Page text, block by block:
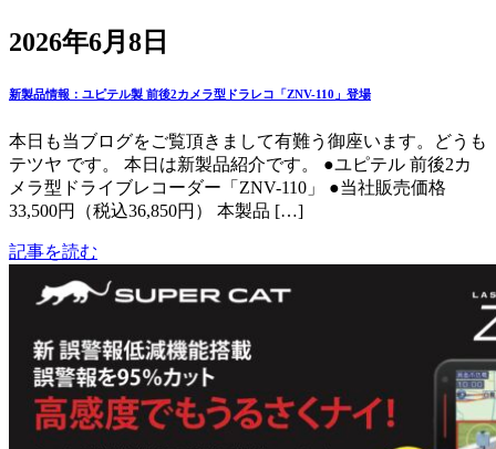
2026年6月8日
新製品情報：ユピテル製 前後2カメラ型ドラレコ「ZNV-110」登場
本日も当ブログをご覧頂きまして有難う御座います。どうも
テツヤ です。 本日は新製品紹介です。 ●ユピテル 前後2カ
メラ型ドライブレコーダー「ZNV-110」 ●当社販売価格
33,500円（税込36,850円） 本製品 […]
記事を読む